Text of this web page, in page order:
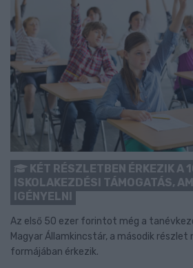
KÉT RÉSZLETBEN ÉRKEZIK A
ISKOLAKEZDÉSI TÁMOGATÁS,
IGÉNYELNI
Az első 50 ezer forintot még a
Magyar Államkincstár, a második
formájában érkezik.